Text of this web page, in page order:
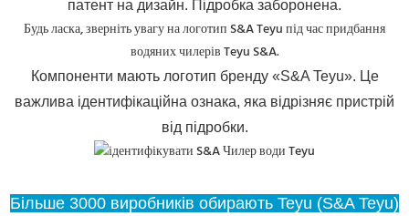
патент на дизайн. Підробка заборонена.
Будь ласка, зверніть увагу на логотип S&A Teyu під час придбання
водяних чилерів Teyu S&A.
Компоненти мають логотип бренду «S&A Teyu». Це
важлива ідентифікаційна ознака, яка відрізняє пристрій
від підробки.
Більше 3000 виробників обирають Teyu (S&A Teyu)